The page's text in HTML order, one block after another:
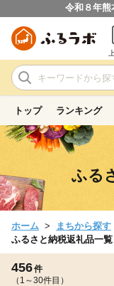
令和８年熊
トップ ランキング
ふる
ホーム まちから探す
ふるさと納税返礼品一覧
456件
（1～30件目）